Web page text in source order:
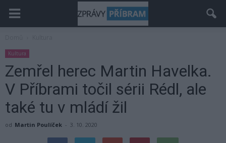
Kultura
Zemřel herec Martin Havelka.
V Příbrami točil sérii Rédl, ale
také tu v mládí žil
od Martin Poulíček - 3. 10. 2020